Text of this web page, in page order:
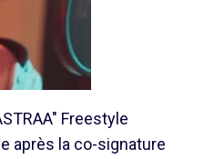
Freestyle
après la co-signature